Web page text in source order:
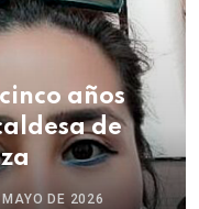
años
de
DE 2026